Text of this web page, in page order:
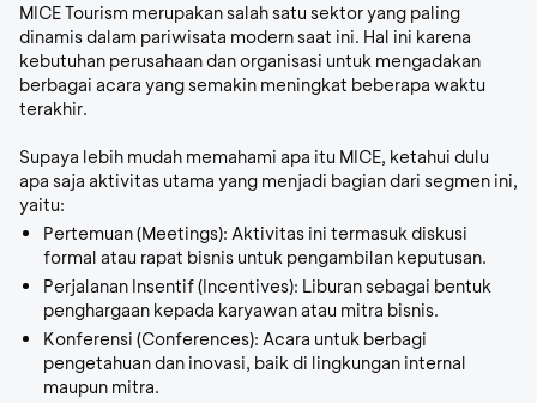
MICE Tourism merupakan salah satu sektor yang paling
dinamis dalam pariwisata modern saat ini. Hal ini karena
kebutuhan perusahaan dan organisasi untuk mengadakan
berbagai acara yang semakin meningkat beberapa waktu
terakhir.
Supaya lebih mudah memahami apa itu MICE, ketahui dulu
apa saja aktivitas utama yang menjadi bagian dari segmen ini,
yaitu:
Pertemuan (Meetings): Aktivitas ini termasuk diskusi
formal atau rapat bisnis untuk pengambilan keputusan.
Perjalanan Insentif (Incentives): Liburan sebagai bentuk
penghargaan kepada karyawan atau mitra bisnis.
Konferensi (Conferences): Acara untuk berbagi
pengetahuan dan inovasi, baik di lingkungan internal
maupun mitra.